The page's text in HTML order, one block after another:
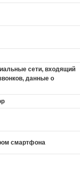
сети, входящий
данные о
смартфона